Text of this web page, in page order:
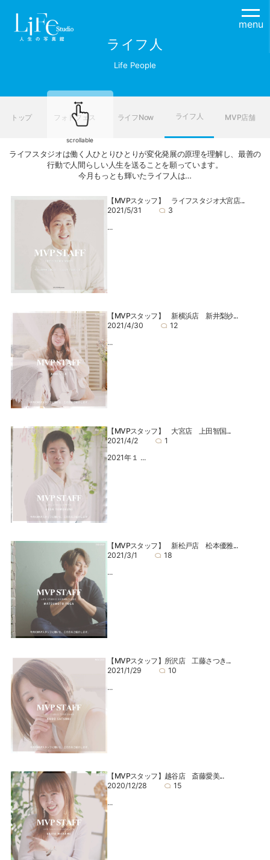
menu
ライフ人
Life People
トップ フォトフェス ライフNow ライフ人 MVP店舗
ライフスタジオは働く人ひとりひとりが変化発展の原理を理解し、最善の
行動で人間らしい人生を送ることを願っています。
今月もっとも輝いたライフ人は…
【MVPスタッフ】 ライフスタジオ大宮店...
2021/5/31
3
...
【MVPスタッフ】 新横浜店 新井梨紗...
2021/4/30
12
...
【MVPスタッフ】 大宮店 上田智国...
2021/4/2
1
2021年１ ...
【MVPスタッフ】 新松戸店 松本優雅...
2021/3/1
18
...
【MVPスタッフ】所沢店 工藤さつき...
2021/1/29
10
...
【MVPスタッフ】越谷店 斎藤愛美...
2020/12/28
15
...